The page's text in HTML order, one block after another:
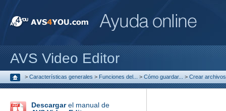
AVS Video Editor
> Características generales > Funciones del... > Cómo guardar... > Crear
Descargarel manual de